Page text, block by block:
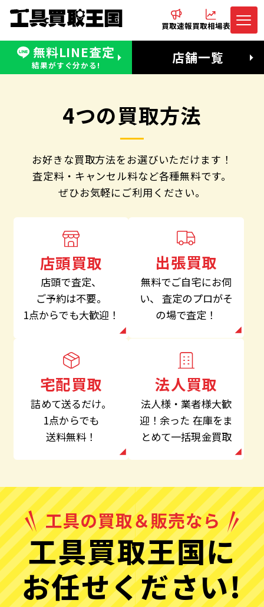
買取速報買取相場表
無料LINE査定
結果がすぐ分かる! 店舗一覧
無料LINE査定
受付：11:00〜19:00 木曜定休日
電話でお問合わせ
営業時間：11:00〜20:00
4つの買取方法
お好きな買取方法をお選びいただけます！
査定料・キャンセル料など各種無料です。
ぜひお気軽にご利用ください。
店頭買取
店頭で査定、
ご予約は不要。
1点からでも大歓迎！
出張買取
無料でご自宅にお伺
い、
査定のプロがそ
の場で査定！
宅配買取
詰めて送るだけ。
1点からでも
送料無料！
法人買取
法人様・業者様大歓
迎！余った 在庫をま
とめて一括現金買取
工具買取王国に
お任せください!